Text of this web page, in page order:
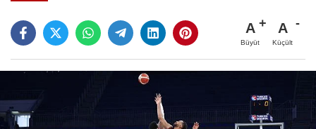
A
Büyüt
A
Küçült